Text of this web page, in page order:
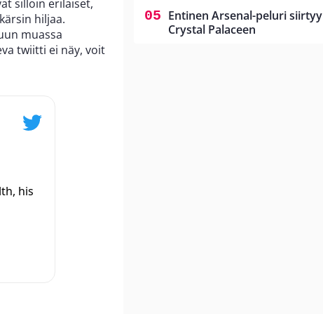
silloin erilaiset,
hiljaa.
muassa
twiitti ei näy, voit
his
Entinen Arsenal-peluri siirtyy
Crystal Palaceen